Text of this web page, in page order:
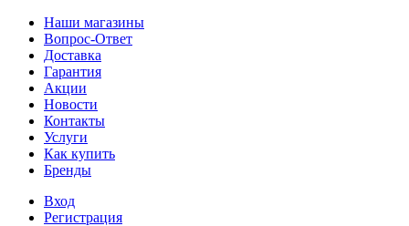
Наши магазины
Вопрос-Ответ
Доставка
Гарантия
Акции
Новости
Контакты
Услуги
Как купить
Бренды
Вход
Регистрация